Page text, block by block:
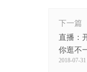
下一篇
直播：
你逛不
2018-07-